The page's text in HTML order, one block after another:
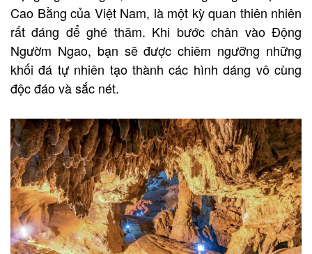
Cao Bằng của Việt Nam, là một kỳ quan thiên nhiên
rất đáng để ghé thăm. Khi bước chân vào Động
Ngườm Ngao, bạn sẽ được chiêm ngưỡng những
khối đá tự nhiên tạo thành các hình dáng vô cùng
độc đáo và sắc nét.